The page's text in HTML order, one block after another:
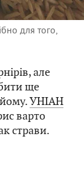
для того,
але
ще
УНІАН
варто
страви.